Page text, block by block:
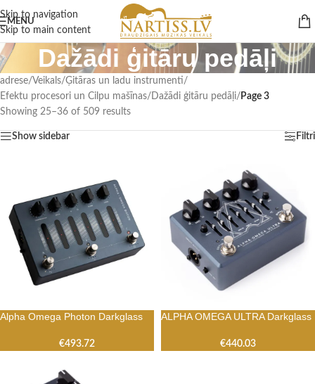
Skip to navigation
Skip to main content
MENU
Dažādi ģitāru pedāļi
adrese/Veikals/Ģitāras un ladu instrumenti/
Efektu procesori un Cilpu mašīnas/ Dažādi ģitāru pedāļi/ Page 3
Showing 25–36 of 509 results
Show sidebar Filtri
Alpha Omega Photon Darkglass
€493.72
ALPHA OMEGA ULTRA Darkglass
€440.03